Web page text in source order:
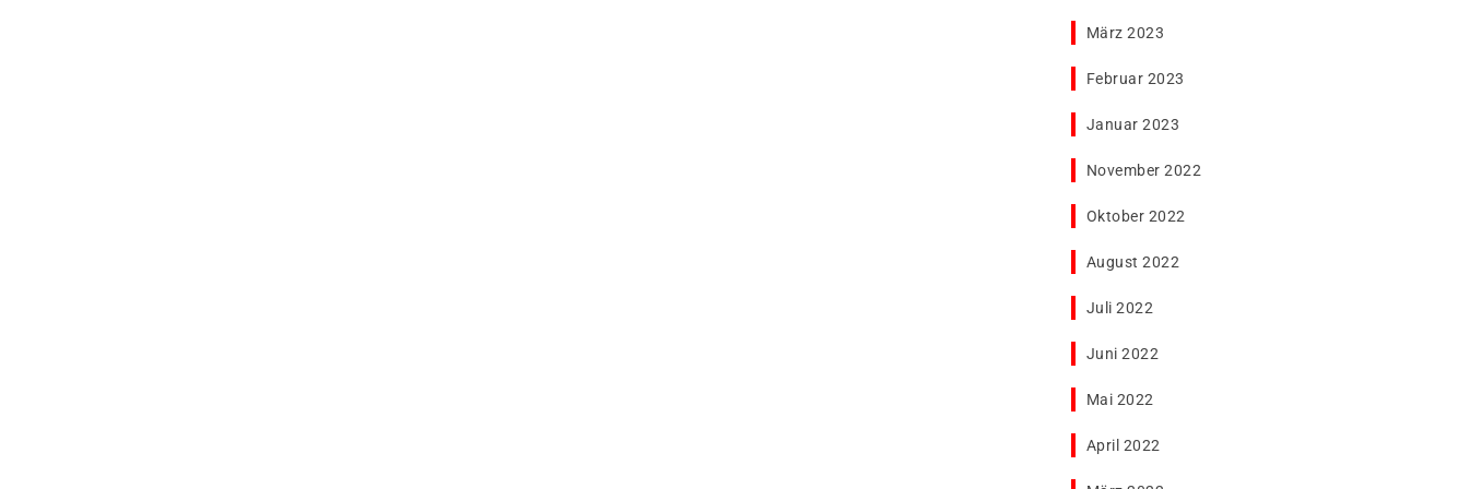
März 2023
Februar 2023
Januar 2023
November 2022
Oktober 2022
August 2022
Juli 2022
Juni 2022
Mai 2022
April 2022